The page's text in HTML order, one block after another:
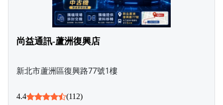
尚益通訊-蘆洲復興店
新北市蘆洲區復興路77號1樓
4.4 (112)